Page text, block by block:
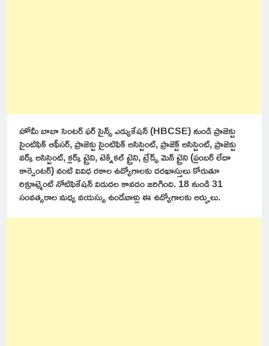
హోమీ బాబా సెంటర్ ఫర్ సైన్స్ ఎడ్యుకేషన్ (HBCSE) నుండి ప్రాజెక్టు
సైంటిఫిక్ ఆఫీసర్, ప్రాజెక్టు సైంటిఫిక్ అసిస్టెంట్, ప్రాజెక్ట్ అసిస్టెంట్, ప్రాజెక్టు
వర్క్ అసిస్టెంట్, క్లర్క్ ట్రైని, టెక్నికల్ ట్రైని, ట్రేడ్స్ మెన్ ట్రైని (ప్లంబర్ లేదా
కార్పెంటర్) వంటి వివిధ రకాల ఉద్యోగాలకు దరఖాస్తులు కోరుతూ
రిక్రూట్మెంట్ నోటిఫికేషన్ విడుదల కావడం జరిగింది. 18 నుండి 31
సంవత్సరాల మధ్య వయస్సు ఉండేవాళ్లు ఈ ఉద్యోగాలకు అర్హులు.